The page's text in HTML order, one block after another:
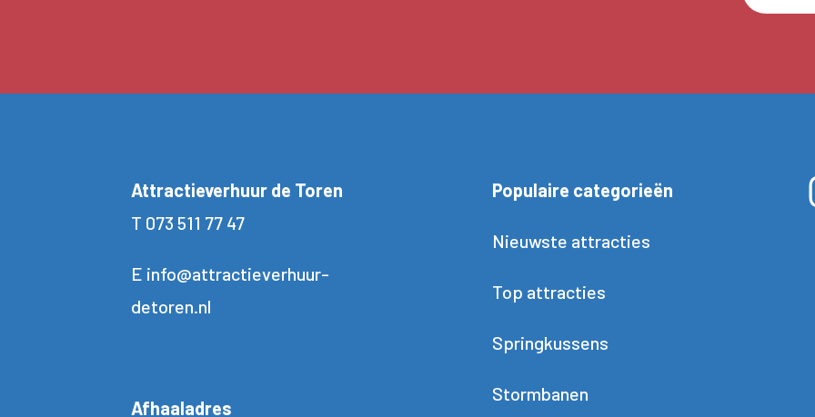
Attractieverhuur de Toren
T 073 511 77 47
E info@attractieverhuur-
detoren.nl
Afhaaladres
Populaire categorieën
Nieuwste attracties
Top attracties
Springkussens
Stormbanen